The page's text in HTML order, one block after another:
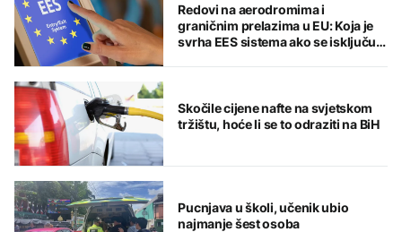
Redovi na aerodromima i
graničnim prelazima u EU: Koja je
svrha EES sistema ako se isključuje
Skočile cijene nafte na svjetskom
tržištu, hoće li se to odraziti na BiH
Pucnjava u školi, učenik ubio
najmanje šest osoba